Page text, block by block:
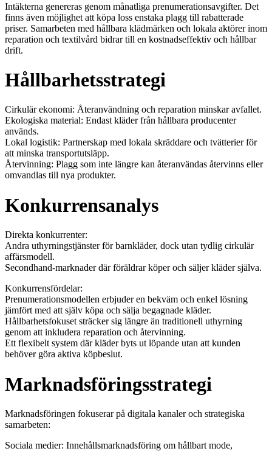
Intäkterna genereras genom månatliga prenumerationsavgifter. Det
finns även möjlighet att köpa loss enstaka plagg till rabatterade
priser. Samarbeten med hållbara klädmärken och lokala aktörer inom
reparation och textilvård bidrar till en kostnadseffektiv och hållbar
drift.
Hållbarhetsstrategi
Cirkulär ekonomi: Återanvändning och reparation minskar avfallet.
Ekologiska material: Endast kläder från hållbara producenter
används.
Lokal logistik: Partnerskap med lokala skräddare och tvätterier för
att minska transportutsläpp.
Återvinning: Plagg som inte längre kan återanvändas återvinns eller
omvandlas till nya produkter.
Konkurrensanalys
Direkta konkurrenter:
Andra uthyrningstjänster för barnkläder, dock utan tydlig cirkulär
affärsmodell.
Secondhand-marknader där föräldrar köper och säljer kläder själva.
Konkurrensfördelar:
Prenumerationsmodellen erbjuder en bekväm och enkel lösning
jämfört med att själv köpa och sälja begagnade kläder.
Hållbarhetsfokuset sträcker sig längre än traditionell uthyrning
genom att inkludera reparation och återvinning.
Ett flexibelt system där kläder byts ut löpande utan att kunden
behöver göra aktiva köpbeslut.
Marknadsföringsstrategi
Marknadsföringen fokuserar på digitala kanaler och strategiska
samarbeten:
Sociala medier: Innehållsmarknadsföring om hållbart mode,